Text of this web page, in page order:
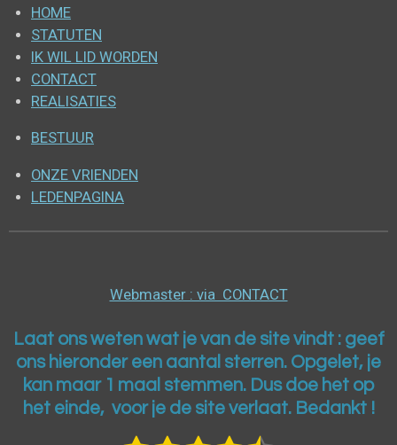
HOME
STATUTEN
IK WIL LID WORDEN
CONTACT
REALISATIES
BESTUUR
ONZE VRIENDEN
LEDENPAGINA
Webmaster : via CONTACT
Laat ons weten wat je van de site vindt : geef
ons hieronder een aantal sterren. Opgelet, je
kan maar 1 maal stemmen. Dus doe het op
het einde, voor je de site verlaat. Bedankt !